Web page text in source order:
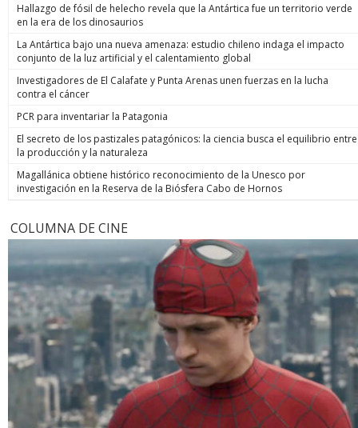
Hallazgo de fósil de helecho revela que la Antártica fue un territorio verde
en la era de los dinosaurios
La Antártica bajo una nueva amenaza: estudio chileno indaga el impacto
conjunto de la luz artificial y el calentamiento global
Investigadores de El Calafate y Punta Arenas unen fuerzas en la lucha
contra el cáncer
PCR para inventariar la Patagonia
El secreto de los pastizales patagónicos: la ciencia busca el equilibrio entre
la producción y la naturaleza
Magallánica obtiene histórico reconocimiento de la Unesco por
investigación en la Reserva de la Biósfera Cabo de Hornos
COLUMNA DE CINE